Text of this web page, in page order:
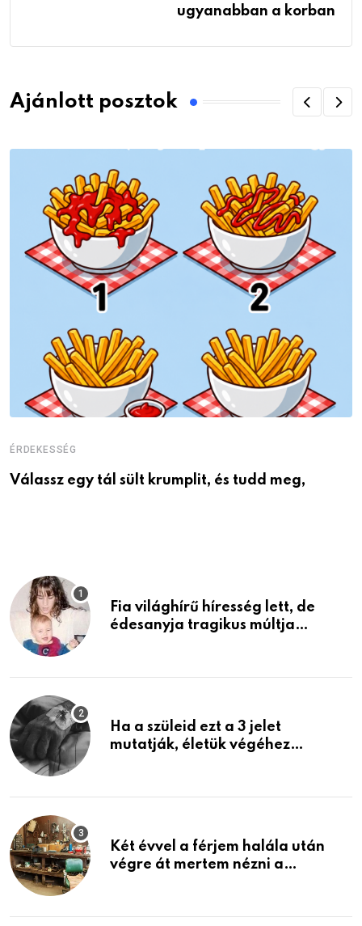
ugyanabban a korban
Ajánlott posztok
ÉRDEKESSÉG
Válassz egy tál sült krumplit, és tudd meg,
Fia világhírű híresség lett, de
édesanyja tragikus múltja
Ha a szüleid ezt a 3 jelet
mutatják, életük végéhez
Két évvel a férjem halála után
végre át mertem nézni a
életemet